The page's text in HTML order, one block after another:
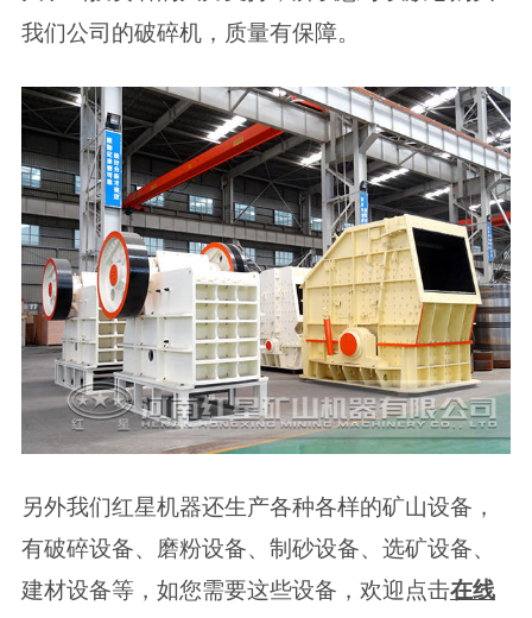
我们公司的破碎机，质量有保障。
另外我们红星机器还生产各种各样的矿山设备，
有破碎设备、磨粉设备、制砂设备、选矿设备、
建材设备等，如您需要这些设备，欢迎点击在线